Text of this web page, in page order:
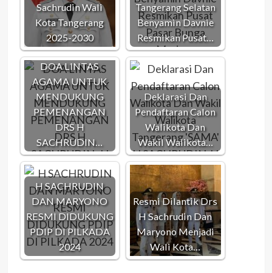
Sachrudin Wali
Kota Tangerang
2025-2030
Tangerang Selatan
Benyamin Davnie
Resmikan Pusat…
DOA LINTAS
AGAMA UNTUK
MENDUKUNG
PEMENANGAN
DRS H
SACHRUDIN…
Deklarasi Dan
Pendaftaran Calon
Walikota Dan
Wakil Walikota…
H SACHRUDIN
DAN MARYONO
RESMI DIDUKUNG
PDIP DI PILKADA
2024
Resmi Dilantik Drs
H Sachrudin Dan
Maryono Menjadi
Wali Kota…